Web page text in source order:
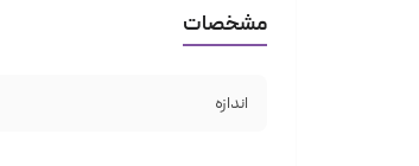
مشخصات
اندازه